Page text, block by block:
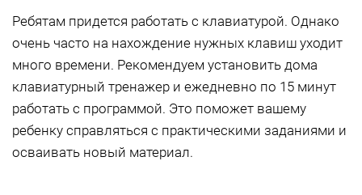
Ребятам придется работать с клавиатурой. Однако
очень часто на нахождение нужных клавиш уходит
много времени. Рекомендуем установить дома
клавиатурный тренажер и ежедневно по 15 минут
работать с программой. Это поможет вашему
ребенку справляться с практическими заданиями и
осваивать новый материал.